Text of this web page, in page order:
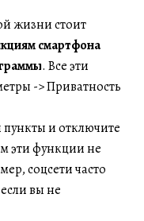
жизни стоит
смартфона
. Все эти
-> Приватность
пункты и отключите
эти функции не
соцсети часто
вы не